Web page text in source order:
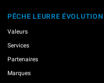
PÊCHE LEURRE ÉVOLUTION
Valeurs
Services
Partenaires
Marques